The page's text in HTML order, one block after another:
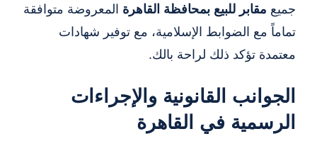
جميع مقابر للبيع بمحافظة القاهرة المعروضة متوافقة
تماماً مع الضوابط الإسلامية، مع توفير شهادات
معتمدة تؤكد ذلك لراحة بالك.
الجوانب القانونية والإجراءات
الرسمية في القاهرة